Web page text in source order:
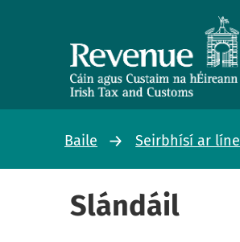
Baile Seirbhísí ar líne
Slándáil